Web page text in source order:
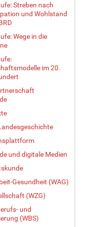
Streben nach
und Wohlstand
Wege in die
im 20.
und digitale Medien
Gesundheit (WAG)
(WZG)
und
(WBS)